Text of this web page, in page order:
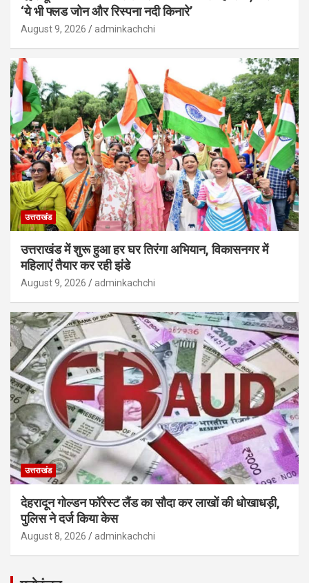
‘ये भी फ्लड जोन और रिस्पना नदी किनारे’
August 9, 2026 adminkachchi
उत्तराखंड
उत्तराखंड में शुरू हुआ हर घर तिरंगा अभियान, विकासनगर में
महिलाएं तैयार कर रही झंडे
August 9, 2026 adminkachchi
उत्तराखंड
देहरादून गोल्डन फॉरेस्ट लैंड का सौदा कर लाखों की धोखाधड़ी,
पुलिस ने दर्ज किया केस
August 8, 2026 adminkachchi